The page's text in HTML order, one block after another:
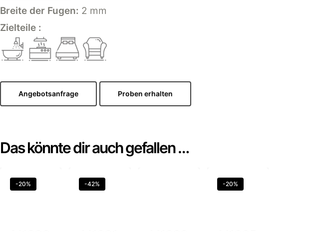
Breite der Fugen: 2 mm
Zielteile :
Angebotsanfrage Proben erhalten
Das könnte dir auch gefallen …
-20% -42% -20%